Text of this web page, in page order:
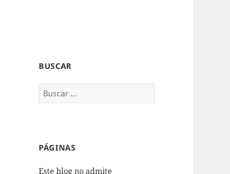
BUSCAR
Buscar:
PÁGINAS
Este blog no admite